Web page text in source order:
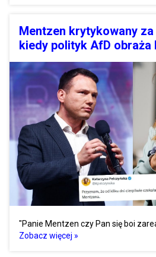
Mentzen krytykowany
kiedy polityk AfD obraża
"Panie Mentzen czy Pan się boi
Zobacz więcej »